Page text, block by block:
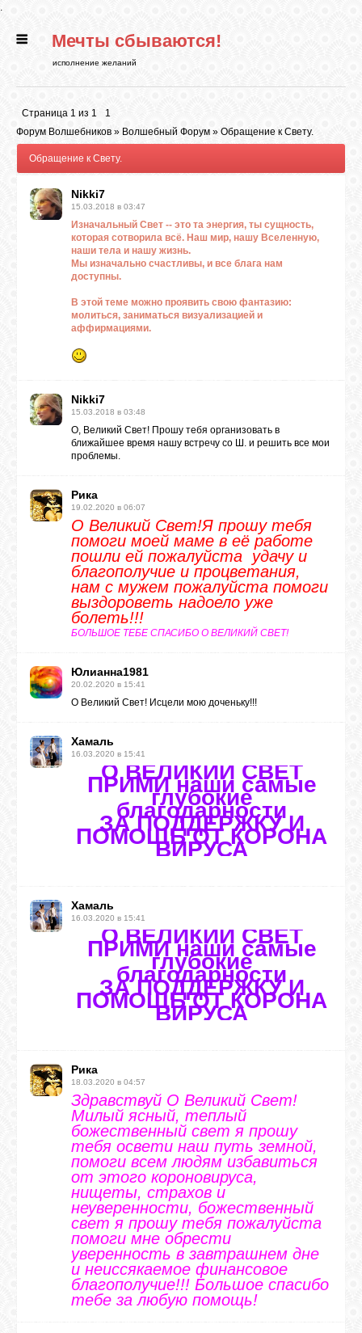
.
ГЛАВНАЯ
РИТУАЛЫ
БИБЛИОТЕКА
ЛУНА
ФОРУМ
УСПЕХ
ВХОД
Мечты сбываются!
исполнение желаний
Страница 1 из 1
1
Форум Волшебников » Волшебный Форум » Обращение к Свету.
Обращение к Свету.
Nikki7
15.03.2018 в 03:47
Изначальный Свет -- это та энергия, ты сущность,
которая сотворила всё. Наш мир, нашу Вселенную,
наши тела и нашу жизнь.
Мы изначально счастливы, и все блага нам
доступны.
В этой теме можно проявить свою фантазию:
молиться, заниматься визуализацией и
аффирмациями.
Nikki7
15.03.2018 в 03:48
О, Великий Свет! Прошу тебя организовать в
ближайшее время нашу встречу со Ш. и решить все мои
проблемы.
Рика
19.02.2020 в 06:07
О Великий Свет!Я прошу тебя
помоги моей маме в её работе
пошли ей пожалуйста удачу и
благополучие и процветания,
нам с мужем пожалуйста помоги
выздороветь надоело уже
болеть!!!
БОЛЬШОЕ ТЕБЕ СПАСИБО О ВЕЛИКИЙ СВЕТ!
Юлианна1981
20.02.2020 в 15:41
О Великий Свет! Исцели мою доченьку!!!
Хамаль
16.03.2020 в 15:41
О ВЕЛИКИЙ СВЕТ
ПРИМИ наши самые
глубокие
благодарности
ЗА ПОДДЕРЖКУ И
ПОМОЩЬ ОТ КОРОНА
ВИРУСА
Хамаль
16.03.2020 в 15:41
О ВЕЛИКИЙ СВЕТ
ПРИМИ наши самые
глубокие
благодарности
ЗА ПОДДЕРЖКУ И
ПОМОЩЬ ОТ КОРОНА
ВИРУСА
Рика
18.03.2020 в 04:57
Здравствуй О Великий Свет!
Милый ясный, теплый
божественный свет я прошу
тебя освети наш путь земной,
помоги всем людям избавиться
от этого короновируса,
нищеты, страхов и
неуверенности, божественный
свет я прошу тебя пожалуйста
помоги мне обрести
уверенность в завтрашнем дне
и неиссякаемое финансовое
благополучие!!! Большое спасибо
тебе за любую помощь!